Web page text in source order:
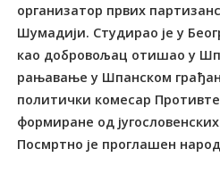
организатор првих
Шумадији. Студирао је у
као добровољац отишао у
рањавање у Шпанском
политички комесар
формиране од
Посмртно је проглашен